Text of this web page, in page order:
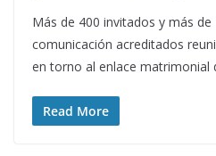
Más de 400 invitados y más
comunicación acreditados
en torno al enlace matrimonial
Read More